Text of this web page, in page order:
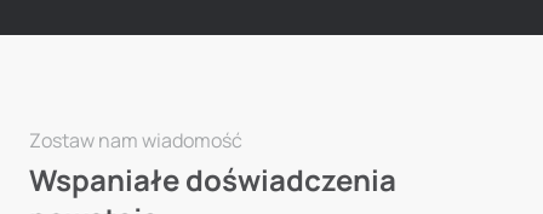
Zostaw nam wiadomość
Wspaniałe doświadczenia